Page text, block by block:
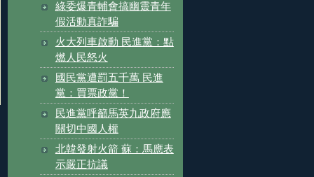
綠委爆青輔會搞幽靈青年
假活動真詐騙
火大列車啟動 民進黨：點
燃人民怒火
國民黨遭罰五千萬 民進
黨：買票政黨！
民進黨呼籲馬英九政府應
關切中國人權
北韓發射火箭 蘇：馬應表
示嚴正抗議